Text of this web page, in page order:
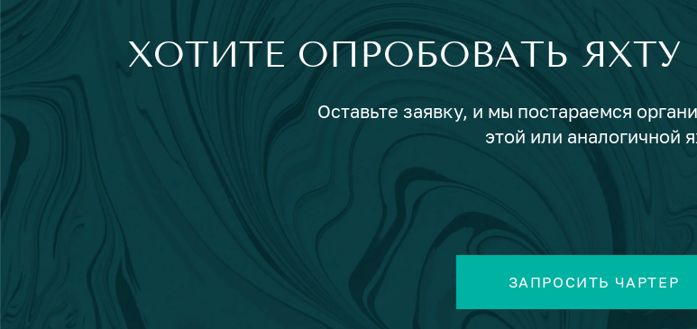
ХОТИТЕ ОПРОБОВАТЬ
Оставьте заявку, и мы постараемся
этой или аналогичной
ЗАПРОСИТЬ ЧАРТЕР